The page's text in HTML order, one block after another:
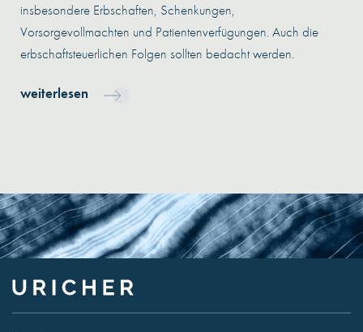
insbesondere Erbschaften, Schenkungen,
Vorsorgevollmachten und Patientenverfügungen. Auch die
erbschaftsteuerlichen Folgen sollten bedacht werden.
weiterlesen